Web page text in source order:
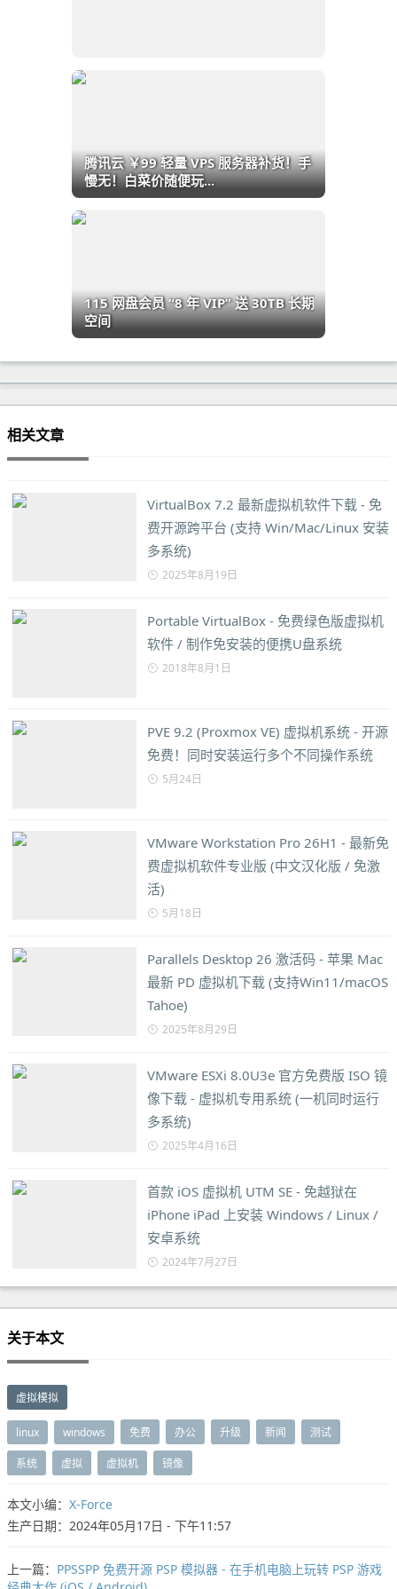
腾讯云 ￥99 轻量 VPS 服务器补货！手
慢无！白菜价随便玩...
115 网盘会员 “8 年 VIP” 送 30TB 长期
空间
相关文章
VirtualBox 7.2 最新虚拟机软件下载 - 免
费开源跨平台 (支持 Win/Mac/Linux 安装
多系统)
2025年8月19日
Portable VirtualBox - 免费绿色版虚拟机
软件 / 制作免安装的便携U盘系统
2018年8月1日
PVE 9.2 (Proxmox VE) 虚拟机系统 - 开源
免费！同时安装运行多个不同操作系统
5月24日
VMware Workstation Pro 26H1 - 最新免
费虚拟机软件专业版 (中文汉化版 / 免激
活)
5月18日
Parallels Desktop 26 激活码 - 苹果 Mac
最新 PD 虚拟机下载 (支持Win11/macOS
Tahoe)
2025年8月29日
VMware ESXi 8.0U3e 官方免费版 ISO 镜
像下载 - 虚拟机专用系统 (一机同时运行
多系统)
2025年4月16日
首款 iOS 虚拟机 UTM SE - 免越狱在
iPhone iPad 上安装 Windows / Linux /
安卓系统
2024年7月27日
关于本文
虚拟模拟
linux windows 免费 办公 升级 新闻 测试
系统 虚拟 虚拟机 镜像
本文小编： X-Force
生产日期：2024年05月17日 - 下午11:57
上一篇： PPSSPP 免费开源 PSP 模拟器 - 在手机电脑上玩转 PSP 游戏